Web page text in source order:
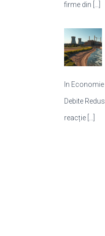
firme din
In
Debite
reacție